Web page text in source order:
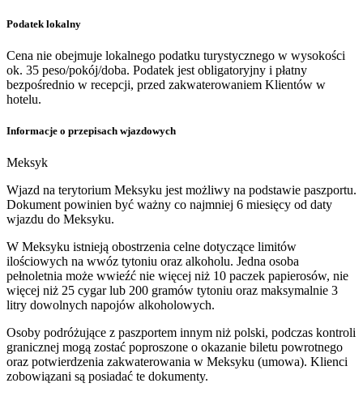
Podatek lokalny
Cena nie obejmuje lokalnego podatku turystycznego w wysokości
ok. 35 peso/pokój/doba. Podatek jest obligatoryjny i płatny
bezpośrednio w recepcji, przed zakwaterowaniem Klientów w
hotelu.
Informacje o przepisach wjazdowych
Meksyk
Wjazd na terytorium Meksyku jest możliwy na podstawie paszportu.
Dokument powinien być ważny co najmniej 6 miesięcy od daty
wjazdu do Meksyku.
W Meksyku istnieją obostrzenia celne dotyczące limitów
ilościowych na wwóz tytoniu oraz alkoholu. Jedna osoba
pełnoletnia może wwieźć nie więcej niż 10 paczek papierosów, nie
więcej niż 25 cygar lub 200 gramów tytoniu oraz maksymalnie 3
litry dowolnych napojów alkoholowych.
Osoby podróżujące z paszportem innym niż polski, podczas kontroli
granicznej mogą zostać poproszone o okazanie biletu powrotnego
oraz potwierdzenia zakwaterowania w Meksyku (umowa). Klienci
zobowiązani są posiadać te dokumenty.